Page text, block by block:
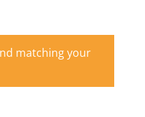
matching your